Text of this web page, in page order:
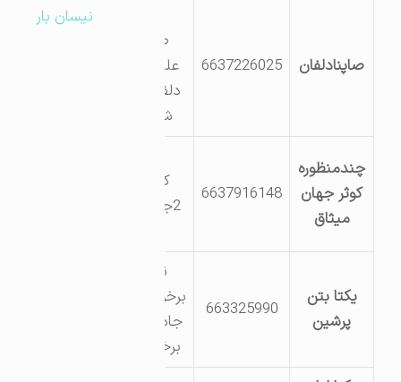
صاپنادلفان 6637226025
صنعتی
علیمیرزایی
شماره25
چندمنظوره
کوثر جهان
میثاق
6637916148
کیلومتر
2جاده کریم
یکتا بتن
پرشین
663325990
نورآباد-
برخوردارخاوه-
جاده نهاوند
برخوردارک3
نیسان بار